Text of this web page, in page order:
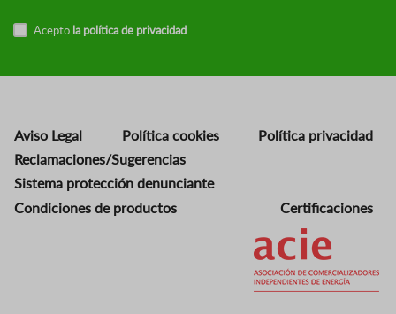
Acepto la política de privacidad
Aviso Legal Política cookies
Política privacidad
Reclamaciones/Sugerencias
Sistema protección denunciante
Condiciones de productos
Certificaciones